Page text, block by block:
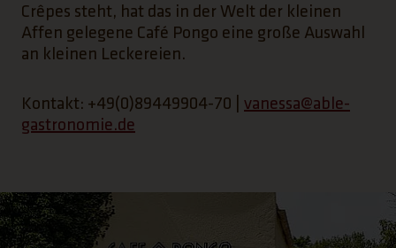
Crêpes steht, hat das in der Welt der kleinen
Affen gelegene Café Pongo eine große Auswahl
an kleinen Leckereien.
Kontakt: +49(0)89449904-70 | vanessa@able-
gastronomie.de